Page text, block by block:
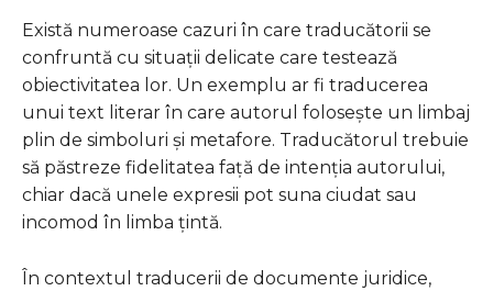
Există numeroase cazuri în care traducătorii se
confruntă cu situații delicate care testează
obiectivitatea lor. Un exemplu ar fi traducerea
unui text literar în care autorul folosește un limbaj
plin de simboluri și metafore. Traducătorul trebuie
să păstreze fidelitatea față de intenția autorului,
chiar dacă unele expresii pot suna ciudat sau
incomod în limba țintă.
În contextul traducerii de documente juridice,